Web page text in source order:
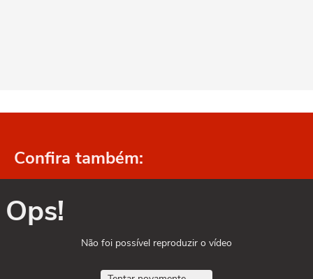
Confira também:
Ops!
Não foi possível reproduzir o vídeo